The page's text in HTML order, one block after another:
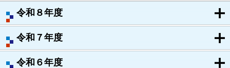
令和８年度
令和７年度
令和６年度